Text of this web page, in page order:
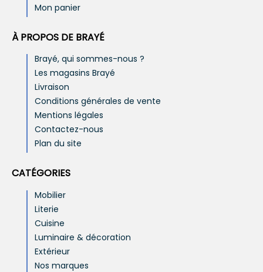
Mon panier
À PROPOS DE BRAYÉ
Brayé, qui sommes-nous ?
Les magasins Brayé
Livraison
Conditions générales de vente
Mentions légales
Contactez-nous
Plan du site
CATÉGORIES
Mobilier
Literie
Cuisine
Luminaire & décoration
Extérieur
Nos marques